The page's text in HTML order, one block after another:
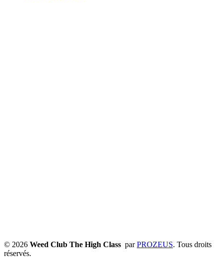
© 2026 Weed Club The High Class parPROZEUS. Tous droits
réservés.